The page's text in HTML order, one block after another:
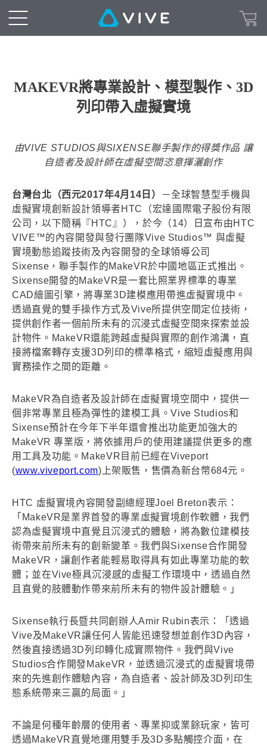
MAKEVR將專業設計、模型製作、3D
列印帶入虛擬實境
由VIVE STUDIOS與SIXENSE聯手製作的得獎作品 讓
自造者及設計師在虛擬空間恣意揮灑創作
台灣台北（西元2017年4月14日）
－全球智慧型手機與
虛擬實境創新設計領導者HTC（宏達國際電子股份有限
公司，以下簡稱『HTC』），於今（14）日宣布由HTC
VIVE™的內容開發與發行團隊Vive Studios™ 與虛擬
實境動態追蹤技術及內容開發的全球領導公司
Sixense，聯手製作的MakeVR於中國地區正式推出。
Sixense開發的MakeVR是一套比照業界標準的專業
CAD繪圖引擎，將專業3D建模應用帶進虛擬實境中。
透過直覺的雙手操作方式及Vive所提供空間定位技術，
提供創作者一個前所未有的沉浸式虛擬空間來探索並設
計物件。MakeVR還能跨越虛擬與實際的創作鴻溝，直
接將檔案轉存支援3D列印的標準格式，縮短虛擬應用與
實務操作之間的距離。
MakeVR為自造者及設計師在虛擬實境空間中，提供一
個非常專業且極為彈性的建模工具。Vive Studios和
Sixense預計在今年下半年還會推出功能更加強大的
MakeVR 專業版，將依據用戶的使用建議提供更多的應
用工具及功能。MakeVR目前已經在Viveport
(www.viveport.com)上架販售，售價為新台幣684元。
HTC 虛擬實境內容開發副總經理Joel Breton表示：
「MakeVR是業界首發的專業虛擬實境創作軟體，我們
認為虛擬實境中直覺且沉浸式的體驗，將為數位建模技
術帶來前所未有的創新變革。我們與Sixense合作開發
MakeVR，讓創作者能輕易取得具有如此專業功能的軟
體；並在Vive極具沉浸感的虛擬工作環境中，透過自然
且直覺的肢體動作帶來前所未有的物件設計體驗。」
Sixense執行長暨共同創辦人Amir Rubin表示：「透過
Vive及MakeVR讓任何人皆能迅速發想並創作3D內容，
然後直接透過3D列印轉化成實際物件。我們與Vive
Studios合作開發MakeVR，並透過沉浸式的虛擬實境帶
來的先進創作體驗內容，為自造者、設計師及3D列印生
態系統帶來三贏的局面。」
不論是何種年齡層的使用者、專業抑或業餘玩家，皆可
透過MakeVR直覺地運用雙手及3D多點觸控介面，在